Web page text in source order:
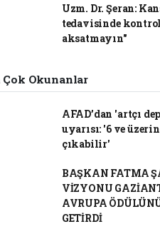
Uzm. Dr. Şeran:
tedavisinde
aksatmayın"
Çok Okunanlar
AFAD’dan 'artçı
uyarısı: '6 ve
çıkabilir'
BAŞKAN FATMA
VİZYONU
AVRUPA
GETİRDİ